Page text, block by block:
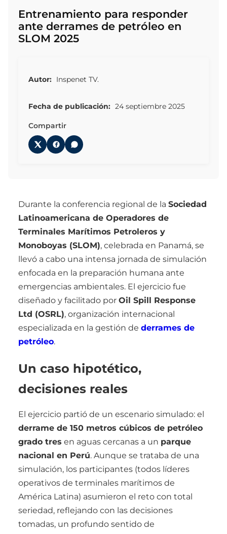
Entrenamiento para responder
ante derrames de petróleo en
SLOM 2025
Autor: Inspenet TV.
Fecha de publicación: 24 septiembre 2025
Compartir
Durante la conferencia regional de la Sociedad
Latinoamericana de Operadores de
Terminales Marítimos Petroleros y
Monoboyas (SLOM), celebrada en Panamá, se
llevó a cabo una intensa jornada de simulación
enfocada en la preparación humana ante
emergencias ambientales. El ejercicio fue
diseñado y facilitado por Oil Spill Response
Ltd (OSRL), organización internacional
especializada en la gestión de derrames de
petróleo.
Un caso hipotético,
decisiones reales
El ejercicio partió de un escenario simulado: el
derrame de 150 metros cúbicos de petróleo
grado tres en aguas cercanas a un parque
nacional en Perú. Aunque se trataba de una
simulación, los participantes (todos líderes
operativos de terminales marítimos de
América Latina) asumieron el reto con total
seriedad, reflejando con las decisiones
tomadas, un profundo sentido de